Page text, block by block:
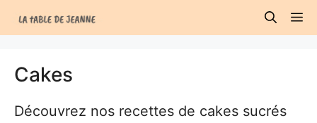
au
Cakes
Découvrez nos recettes de cakes sucrés